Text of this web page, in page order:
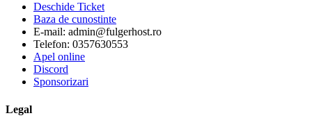
Deschide Ticket
Baza de cunostinte
E-mail: admin@fulgerhost.ro
Telefon: 0357630553
Apel online
Discord
Sponsorizari
Legal